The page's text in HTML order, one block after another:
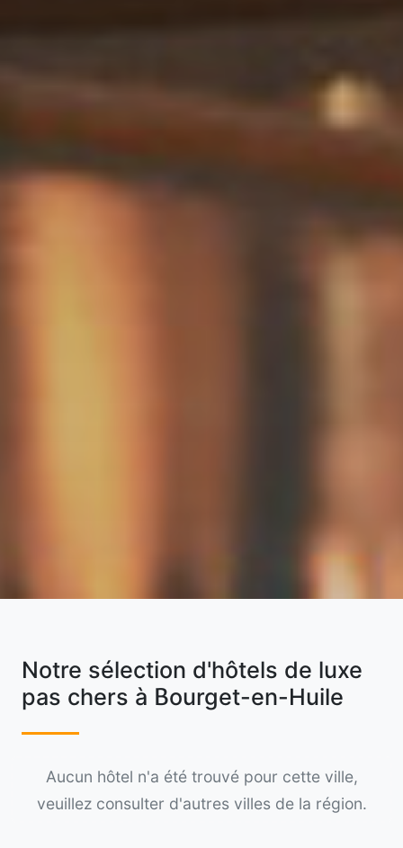
Notre sélection d'hôtels de luxe
pas chers à Bourget-en-Huile
Aucun hôtel n'a été trouvé pour cette ville,
veuillez consulter d'autres villes de la région.